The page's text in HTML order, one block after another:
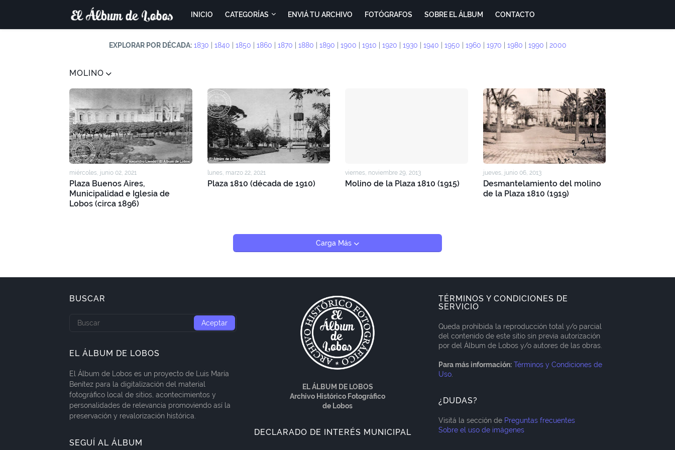
INICIO CATEGORÍAS ENVIÁ TU ARCHIVO FOTÓGRAFOS SOBRE EL ÁLBUM CONTACTO
EXPLORAR POR DÉCADA: 1830 1840 1850 1860 1870 1880 1890 1900 1910 1920 1930 1940 1950 1960 1970 1980 1990 2000
MOLINO
miércoles, junio 02, 2021
Plaza Buenos Aires,
Municipalidad e Iglesia de
Lobos (circa 1896)
lunes, marzo 22, 2021
Plaza 1810 (década de 1910)
viernes, noviembre 29, 2013
Molino de la Plaza 1810 (1915)
jueves, junio 06, 2013
Desmantelamiento del molino
de la Plaza 1810 (1919)
Carga Más
BUSCAR
EL ÁLBUM DE LOBOS
El Álbum de Lobos es un proyecto de Luis María
Benítez para la digitalización del material
fotográfico local de sitios, acontecimientos y
personalidades de relevancia promoviendo así la
preservación y revalorización histórica.
SEGUÍ AL ÁLBUM
EL ÁLBUM DE LOBOS
Archivo Histórico Fotográfico
de Lobos
DECLARADO DE INTERÉS MUNICIPAL
TÉRMINOS Y CONDICIONES DE
SERVICIO
Queda prohibida la reproducción total y/o parcial
del contenido de este sitio sin previa autorización
por del Álbum de Lobos y/o autores de las obras.
Para más información: Términos y Condiciones de
Uso
¿DUDAS?
Visitá la sección de Preguntas frecuentes
Sobre el uso de imágenes